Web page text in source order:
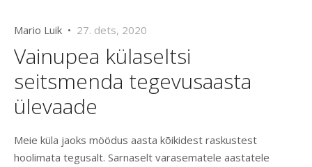
Mario Luik • 27. dets, 2020
Vainupea külaseltsi
seitsmenda tegevusaasta
ülevaade
Meie küla jaoks möödus aasta kõikidest raskustest
hoolimata tegusalt. Sarnaselt varasematele aastatele